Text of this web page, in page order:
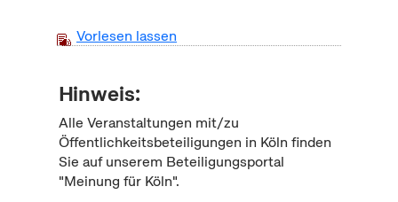
Vorlesen lassen
Hinweis:
Alle Veranstaltungen mit/zu
Öffentlichkeitsbeteiligungen in Köln finden
Sie auf unserem Beteiligungsportal
"Meinung für Köln".